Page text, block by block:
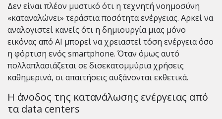
Δεν είναι πλέον μυστικό ότι η τεχνητή νοημοσύνη
«καταναλώνει» τεράστια ποσότητα ενέργειας. Αρκεί να
αναλογιστεί κανείς ότι η δημιουργία μιας μόνο
εικόνας από AI μπορεί να χρειαστεί τόση ενέργεια όσο
η φόρτιση ενός smartphone. Όταν όμως αυτό
πολλαπλασιάζεται σε δισεκατομμύρια χρήσεις
καθημερινά, οι απαιτήσεις αυξάνονται εκθετικά.
Η άνοδος της κατανάλωσης ενέργειας από
τα data centers